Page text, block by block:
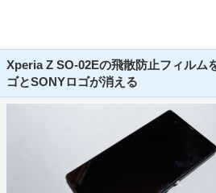
Xperia Z SO-02Eの飛散防止フィルム
ゴとSONYロゴが消える